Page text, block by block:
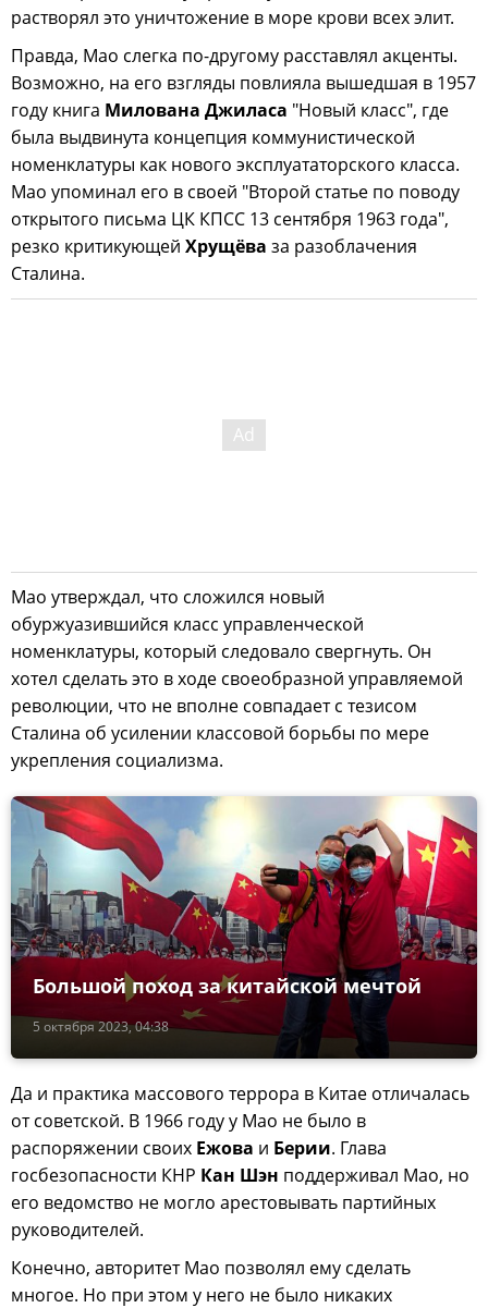
растворял это уничтожение в море крови всех элит.
Правда, Мао слегка по-другому расставлял акценты.
Возможно, на его взгляды повлияла вышедшая в 1957
году книга Милована Джиласа "Новый класс", где
была выдвинута концепция коммунистической
номенклатуры как нового эксплуататорского класса.
Мао упоминал его в своей "Второй статье по поводу
открытого письма ЦК КПСС 13 сентября 1963 года",
резко критикующей Хрущёва за разоблачения
Сталина.
Мао утверждал, что сложился новый
обуржуазившийся класс управленческой
номенклатуры, который следовало свергнуть. Он
хотел сделать это в ходе своеобразной управляемой
революции, что не вполне совпадает с тезисом
Сталина об усилении классовой борьбы по мере
укрепления социализма.
5 октября 2023, 04:38
Большой поход за китайской мечтой
Да и практика массового террора в Китае отличалась
от советской. В 1966 году у Мао не было в
распоряжении своих Ежова и Берии. Глава
госбезопасности КНР Кан Шэн поддерживал Мао, но
его ведомство не могло арестовывать партийных
руководителей.
Конечно, авторитет Мао позволял ему сделать
многое. Но при этом у него не было никаких